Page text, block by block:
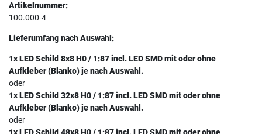
Artikelnummer:
100.000-4
Lieferumfang nach Auswahl:
1x LED Schild 8x8 H0 / 1:87 incl. LED SMD mit oder ohne
Aufkleber (Blanko) je nach Auswahl.
oder
1x LED Schild 32x8 H0 / 1:87 incl. LED SMD mit oder ohne
Aufkleber (Blanko) je nach Auswahl.
oder